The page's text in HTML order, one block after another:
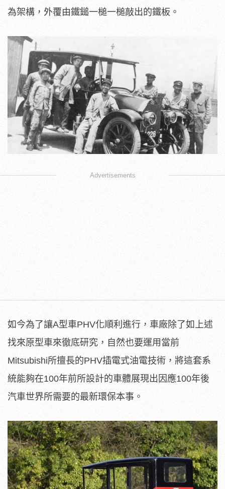
為架構，外覆由鐵鎚一槌一槌敲出的鐵板。
Advertisements
如今為了讓A型車PHV化順利進行，車廠除了如上述
找來原型車來徹底研究，自然也要運用當前
Mitsubishi所擅長的PHV插電式油電技術，將這套系
統能夠在100年前所設計的車體展現出因應100年後
汽車世界所需要的最新環保本事。